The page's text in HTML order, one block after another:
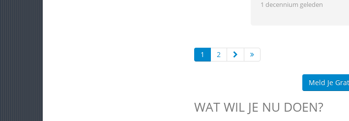
1 decennium geleden
1 2
Meld Je
WAT WIL JE NU DOEN?